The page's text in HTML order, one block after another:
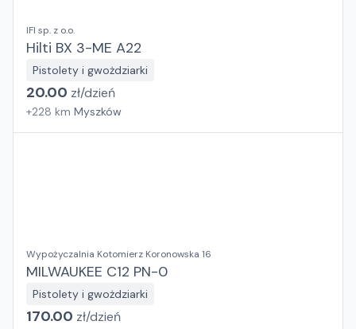
IFI sp. z o.o.
Hilti BX 3-ME A22
Pistolety i gwożdziarki
20.00 zł/dzień
+228 km Myszków
Wypożyczalnia Kotomierz Koronowska 16
MILWAUKEE C12 PN-0
Pistolety i gwożdziarki
170.00 zł/dzień